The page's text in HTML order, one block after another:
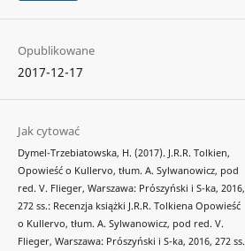
Opublikowane
2017-12-17
Jak cytować
Dymel-Trzebiatowska, H. (2017). J.R.R. Tolkien,
Opowieść o Kullervo, tłum. A. Sylwanowicz, pod
red. V. Flieger, Warszawa: Prószyński i S-ka, 2016,
272 ss.: Recenzja książki J.R.R. Tolkiena Opowieść
o Kullervo, tłum. A. Sylwanowicz, pod red. V.
Flieger, Warszawa: Prószyński i S-ka, 2016, 272 ss.